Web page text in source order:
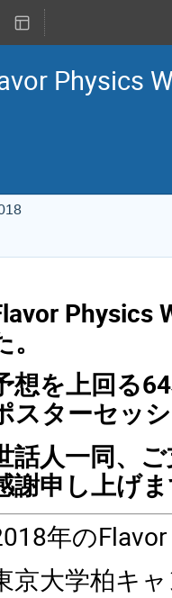
Physics
Physics
。
想を上回る
スターセッ
話人一同、
謝申し上げ
年の
京大学柏キ